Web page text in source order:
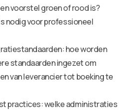
voorstel groen of rood is?
nodig voor professioneel
hoe worden
standaarden ingezet om
van leverancier tot boeking te
practices: welke administraties